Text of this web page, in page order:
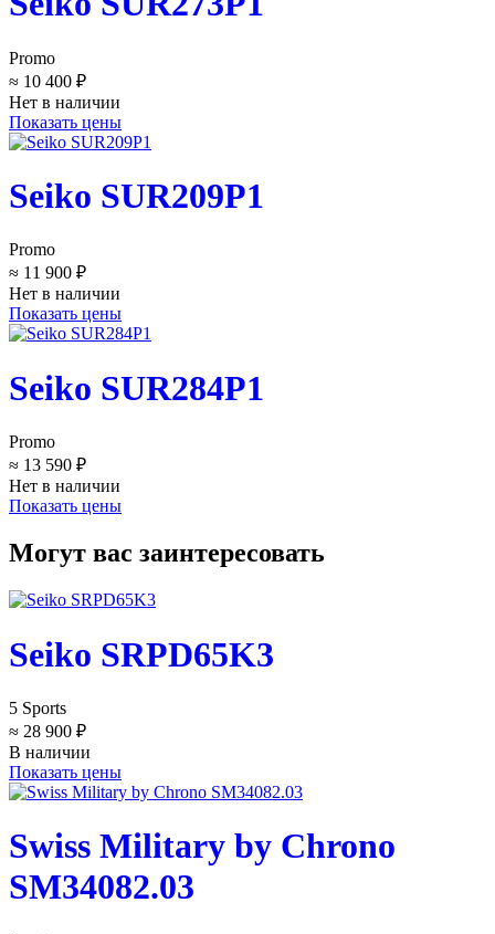
Promo
≈ 10 400 ₽
Нет в наличии
Показать цены
Seiko SUR209P1
Promo
≈ 11 900 ₽
Нет в наличии
Показать цены
Seiko SUR284P1
Promo
≈ 13 590 ₽
Нет в наличии
Показать цены
Могут вас заинтересовать
Seiko SRPD65K3
5 Sports
≈ 28 900 ₽
В наличии
Показать цены
Swiss Military by Chrono
SM34082.03